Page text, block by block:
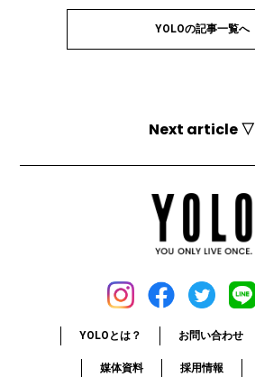
YOLOの記事一覧へ
Next article ▽
YOLOとは？ お問い合わせ
媒体資料 採用情報